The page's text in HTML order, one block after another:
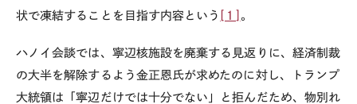
状で凍結することを目指す内容という
[１] 。
ハノイ会談では、寧辺核施設を廃棄する見返りに、経済制裁
の大半を解除するよう金正恩氏が求めたのに対し、トランプ
大統領は「寧辺だけでは十分でない」と拒んだため、物別れ